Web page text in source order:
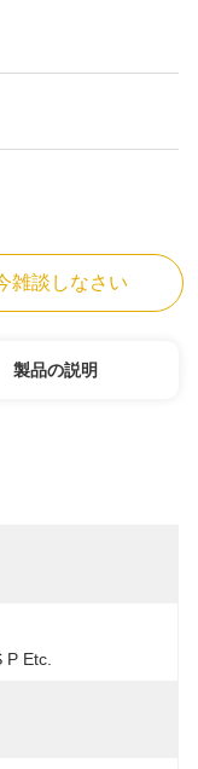
雑談しなさい
製品の説明
Etc.